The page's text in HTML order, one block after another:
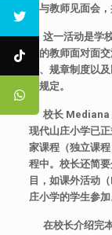
长与教师见面会
这一活动是学校
生的教师面对面
目、规章制度以
关规定。
校长 Mediana
现代山庄小学已
家课程（独立课
程中。校长还简
目，如课外活动
庄小学的学生参加
在校长介绍完本